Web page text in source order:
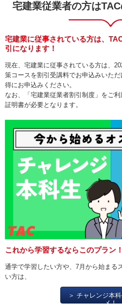
宅建業従業者の方は
宅建業に従事されている方は、
引になります！
現在、宅建業に従事されている方は、
策コースを割引受講料でお申込みいた
得にお申込みください。
なお、「宅建業従業者割引制度」をご
証明書が必要となります。
これから学習するならこのプラン！
通学で学習したい方や、7月から始まる
い方は、
＞ チャレンジ本
メ！